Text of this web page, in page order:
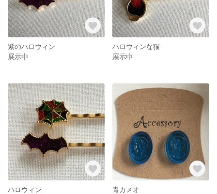
紫のハロウィン
展示中
ハロウィンな猫
展示中
ハロウィン
青カメオ